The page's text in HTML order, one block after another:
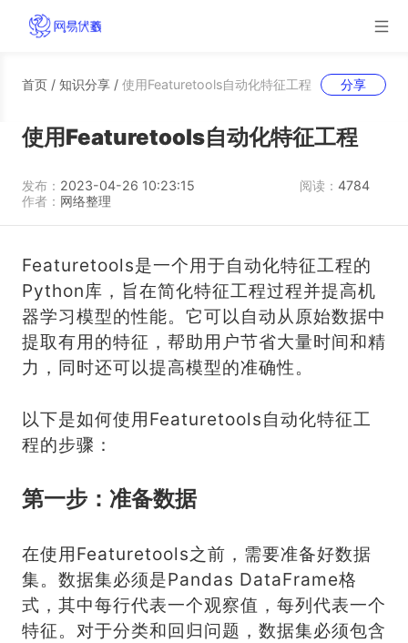
首页 / 知识分享 / 使用Featuretools自动化特征工程 分享
使用Featuretools自动化特征工程
发布： 2023-04-26 10:23:15 阅读：4784
作者： 网络整理
Featuretools是一个用于自动化特征工程的
Python库，旨在简化特征工程过程并提高机
器学习模型的性能。它可以自动从原始数据中
提取有用的特征，帮助用户节省大量时间和精
力，同时还可以提高模型的准确性。
以下是如何使用Featuretools自动化特征工
程的步骤：
第一步：准备数据
在使用Featuretools之前，需要准备好数据
集。数据集必须是Pandas DataFrame格
式，其中每行代表一个观察值，每列代表一个
特征。对于分类和回归问题，数据集必须包含